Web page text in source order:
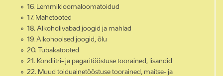
16. Lemmikloomaloomatoidud
17. Mahetooted
18. Alkoholivabad joogid ja mahlad
19. Alkohoolsed joogid, õlu
20. Tubakatooted
21. Kondiitri- ja pagaritööstuse toorained, lisandid
22. Muud toiduainetööstuse toorained, maitse- ja